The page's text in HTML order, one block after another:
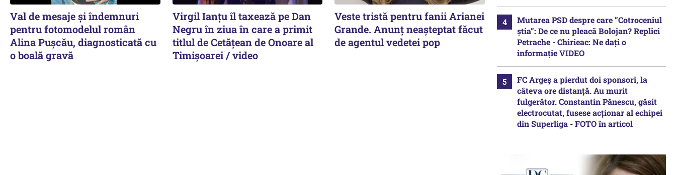
Val de mesaje și îndemnuri
pentru fotomodelul român
Alina Pușcău, diagnosticată cu
o boală gravă
Virgil Ianțu îl taxează pe Dan
Negru în ziua în care a primit
titlul de Cetățean de Onoare al
Timișoarei / video
Veste tristă pentru fanii Arianei
Grande. Anunț neașteptat făcut
de agentul vedetei pop
Mutarea PSD despre care ”Cotroceniul
știa”: De ce nu pleacă Bolojan? Replici
Petrache - Chirieac: Ne dați o
informație VIDEO
FC Argeș a pierdut doi sponsori, la
câteva ore distanță. Au murit
fulgerător. Constantin Pănescu, găsit
electrocutat, fusese acționar al echipei
din Superliga - FOTO în articol